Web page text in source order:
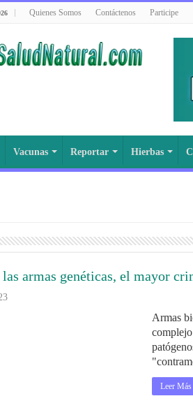
Quienes Somos Contáctenos Participe
Vacunas Reportar Hierbas
las armas genéticas, el mayor
Armas
Leer Más